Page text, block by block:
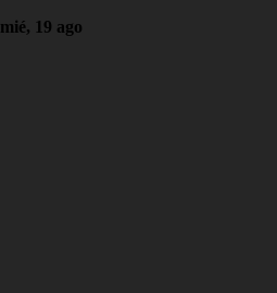
mié, 19 ago